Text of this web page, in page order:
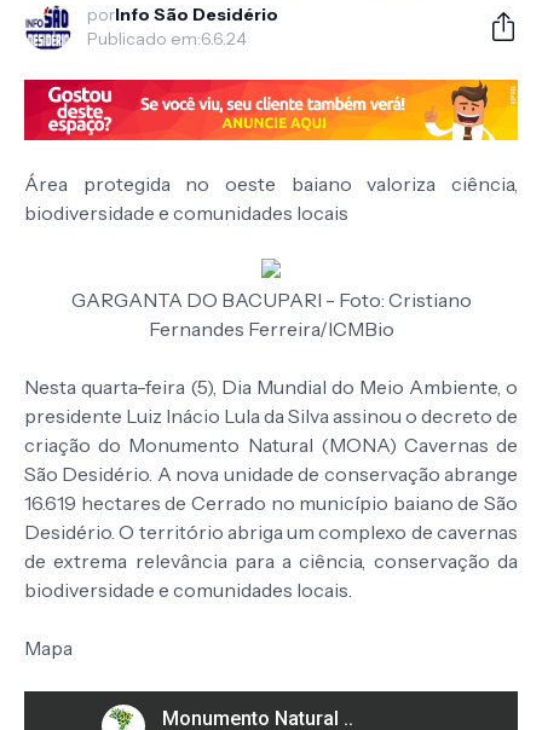
porInfo São Desidério
Publicado em:6.6.24
Área protegida no oeste baiano valoriza ciência,
biodiversidade e comunidades locais
GARGANTA DO BACUPARI - Foto: Cristiano
Fernandes Ferreira/ICMBio
Nesta quarta-feira (5), Dia Mundial do Meio Ambiente, o
presidente Luiz Inácio Lula da Silva assinou o decreto de
criação do Monumento Natural (MONA) Cavernas de
São Desidério. A nova unidade de conservação abrange
16.619 hectares de Cerrado no município baiano de São
Desidério. O território abriga um complexo de cavernas
de extrema relevância para a ciência, conservação da
biodiversidade e comunidades locais.
Mapa